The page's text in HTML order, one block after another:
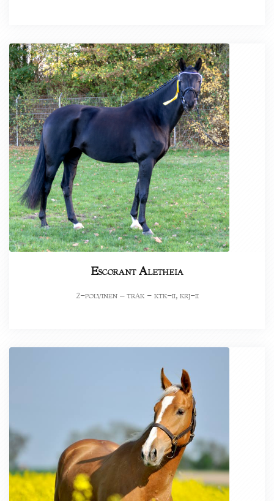
Escorant Aletheia
2-polvinen – trak - ktk-ii, krj-ii